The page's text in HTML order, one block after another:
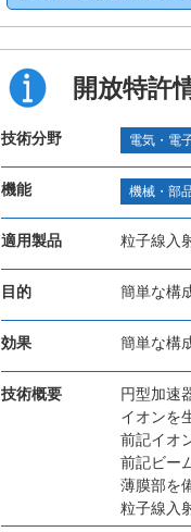
開放特許
技術分野 電気・電
機能 機械・部
適用製品 粒子線入
目的 簡単な構
効果 簡単な構
技術概要
円型加速
イオンを
前記イオ
前記ビー
薄膜部を
粒子線入